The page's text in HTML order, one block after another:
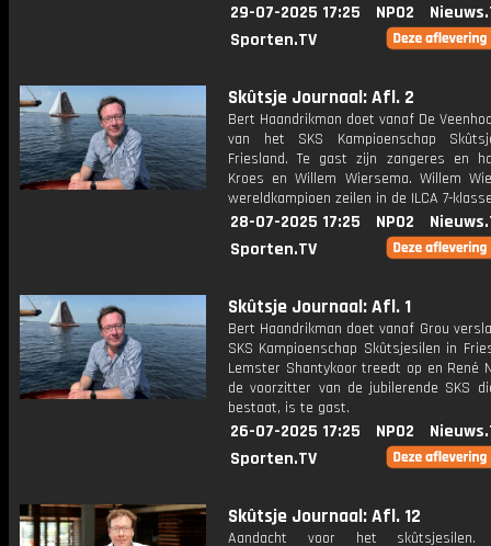
29-07-2025 17:25 NPO2
Sporten.TV
Skûtsje Journaal: Afl. 2
Bert Haandrikman doet vanaf De
van het SKS Kampioenschap
Friesland. Te gast zijn zangeres en
Kroes en Willem Wiersema. Willem
wereldkampioen zeilen in de ILCA 7-
28-07-2025 17:25 NPO2
Sporten.TV
Skûtsje Journaal: Afl. 1
Bert Haandrikman doet vanaf Grou
SKS Kampioenschap Skûtsjesilen in
Lemster Shantykoor treedt op en René
de voorzitter van de jubilerende SKS
bestaat, is te gast.
26-07-2025 17:25 NPO2
Sporten.TV
Skûtsje Journaal: Afl. 12
Aandacht voor het